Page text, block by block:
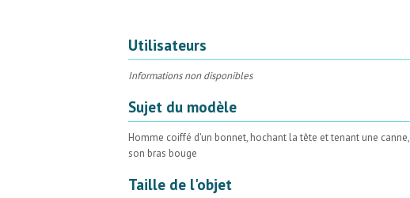
Utilisateurs
Informations non disponibles
Sujet du modèle
Homme coiffé d'un bonnet, hochant la tête et tenant une canne,
son bras bouge
Taille de l'objet